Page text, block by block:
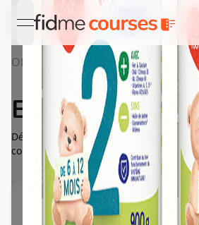
open navigation menu
Offres Détail Blédilait de 6 à 36
Blédilait de 6 à
Découvrez Blédilait 2ème âge et
contribuer aux besoins de votre bébé !